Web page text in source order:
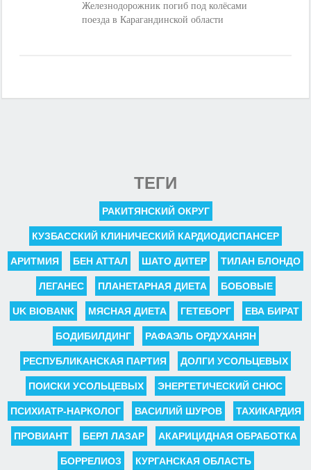
Железнодорожник погиб под колёсами
поезда в Карагандинской области
ТЕГИ
РАКИТЯНСКИЙ ОКРУГ
КУЗБАССКИЙ КЛИНИЧЕСКИЙ КАРДИОДИСПАНСЕР
АРИТМИЯ БЕН АТТАЛ ШАТО ДИТЕР ТИЛАН БЛОНДО
ЛЕГАНЕС ПЛАНЕТАРНАЯ ДИЕТА БОБОВЫЕ
UK BIOBANK МЯСНАЯ ДИЕТА ГЕТЕБОРГ ЕВА БИРАТ
БОДИБИЛДИНГ РАФАЭЛЬ ОРДУХАНЯН
РЕСПУБЛИКАНСКАЯ ПАРТИЯ ДОЛГИ УСОЛЬЦЕВЫХ
ПОИСКИ УСОЛЬЦЕВЫХ ЭНЕРГЕТИЧЕСКИЙ СНЮС
ПСИХИАТР-НАРКОЛОГ ВАСИЛИЙ ШУРОВ ТАХИКАРДИЯ
ПРОВИАНТ БЕРЛ ЛАЗАР АКАРИЦИДНАЯ ОБРАБОТКА
БОРРЕЛИОЗ КУРГАНСКАЯ ОБЛАСТЬ